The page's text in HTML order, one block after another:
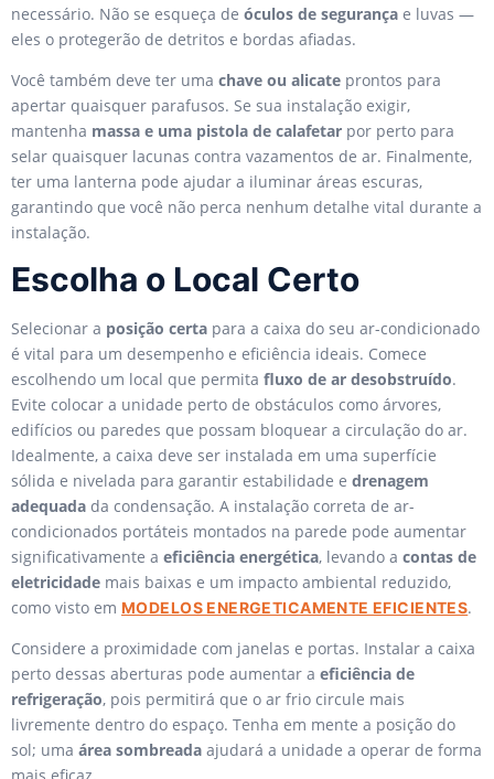
necessário. Não se esqueça de óculos de segurança e luvas —
eles o protegerão de detritos e bordas afiadas.
Você também deve ter uma chave ou alicate prontos para
apertar quaisquer parafusos. Se sua instalação exigir,
mantenha massa e uma pistola de calafetar por perto para
selar quaisquer lacunas contra vazamentos de ar. Finalmente,
ter uma lanterna pode ajudar a iluminar áreas escuras,
garantindo que você não perca nenhum detalhe vital durante a
instalação.
Escolha o Local Certo
Selecionar a posição certa para a caixa do seu ar-condicionado
é vital para um desempenho e eficiência ideais. Comece
escolhendo um local que permita fluxo de ar desobstruído.
Evite colocar a unidade perto de obstáculos como árvores,
edifícios ou paredes que possam bloquear a circulação do ar.
Idealmente, a caixa deve ser instalada em uma superfície
sólida e nivelada para garantir estabilidade e drenagem
adequada da condensação. A instalação correta de ar-
condicionados portáteis montados na parede pode aumentar
significativamente a eficiência energética, levando a contas de
eletricidade mais baixas e um impacto ambiental reduzido,
como visto em MODELOS ENERGETICAMENTE EFICIENTES.
Considere a proximidade com janelas e portas. Instalar a caixa
perto dessas aberturas pode aumentar a eficiência de
refrigeração, pois permitirá que o ar frio circule mais
livremente dentro do espaço. Tenha em mente a posição do
sol; uma área sombreada ajudará a unidade a operar de forma